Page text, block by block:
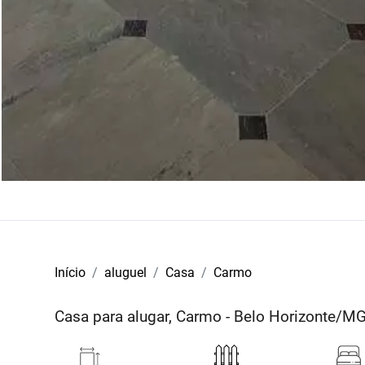
Início aluguel Casa Carmo
Casa para alugar, Carmo - Belo Horizonte/